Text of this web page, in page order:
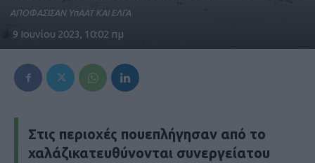
ΑΠΟΦΑΣΙΣΑΝ ΥπΑΑΤ ΚΑΙ ΕΛΓΑ
9 Ιουνίου 2023, 10:02 πμ
Στις περιοχές πουεπλήγησαν από το
χαλάζικατευθύνονται συνεργείατου